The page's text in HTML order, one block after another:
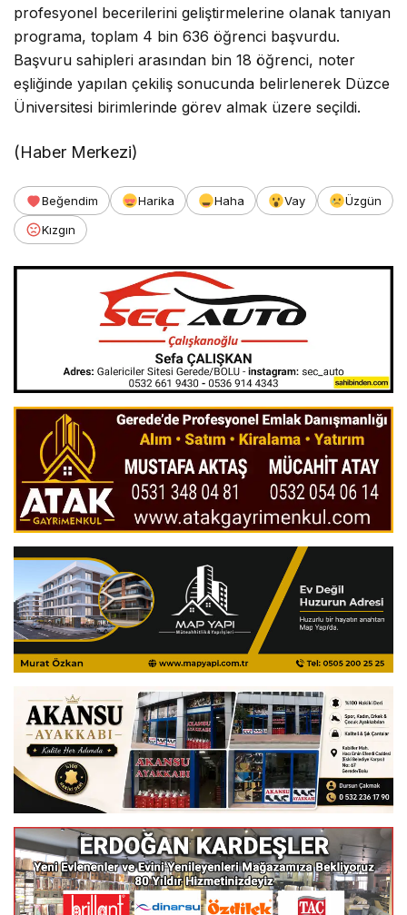
profesyonel becerilerini geliştirmelerine olanak tanıyan
programa, toplam 4 bin 636 öğrenci başvurdu.
Başvuru sahipleri arasından bin 18 öğrenci, noter
eşliğinde yapılan çekiliş sonucunda belirlenerek Düzce
Üniversitesi birimlerinde görev almak üzere seçildi.
(Haber Merkezi)
Beğendim Harika Haha Vay
Üzgün
Kızgın